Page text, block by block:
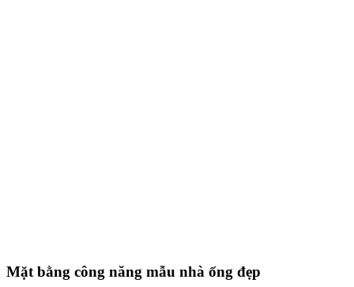
Mặt bằng công năng mẫu nhà ống đẹp